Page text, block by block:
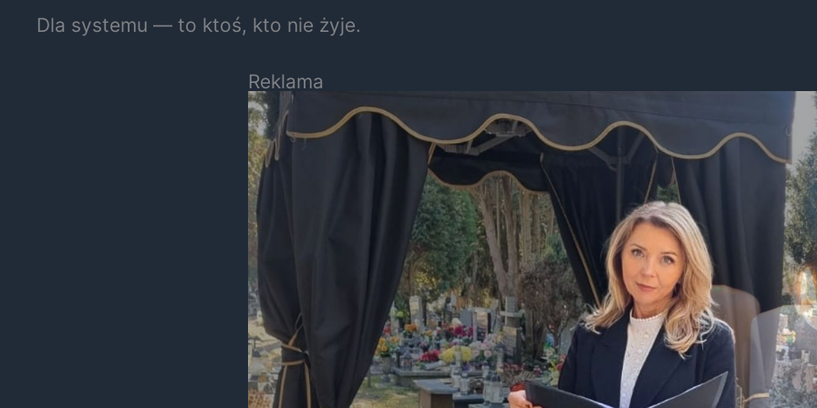
Dla systemu — to ktoś, kto nie żyje.
Reklama